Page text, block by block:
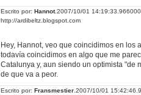
Escrito por: Hannot.2007/10/01 14:19:33.966000
http://ardibeltz.blogspot.com
Hey, Hannot, veo que coincidimos en los
todavía coincidimos en algo que me
Catalunya y, aun siendo un optimista "de
de que va a peor.
Escrito por: Fransmestier.2007/10/01